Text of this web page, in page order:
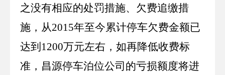
之没有相应的处罚措施、欠费追缴措
施，从2015年至今累计停车欠费金额已
达到 1200万元左右，如再降低收费标
准，昌源停车泊位公司的亏损额度将进